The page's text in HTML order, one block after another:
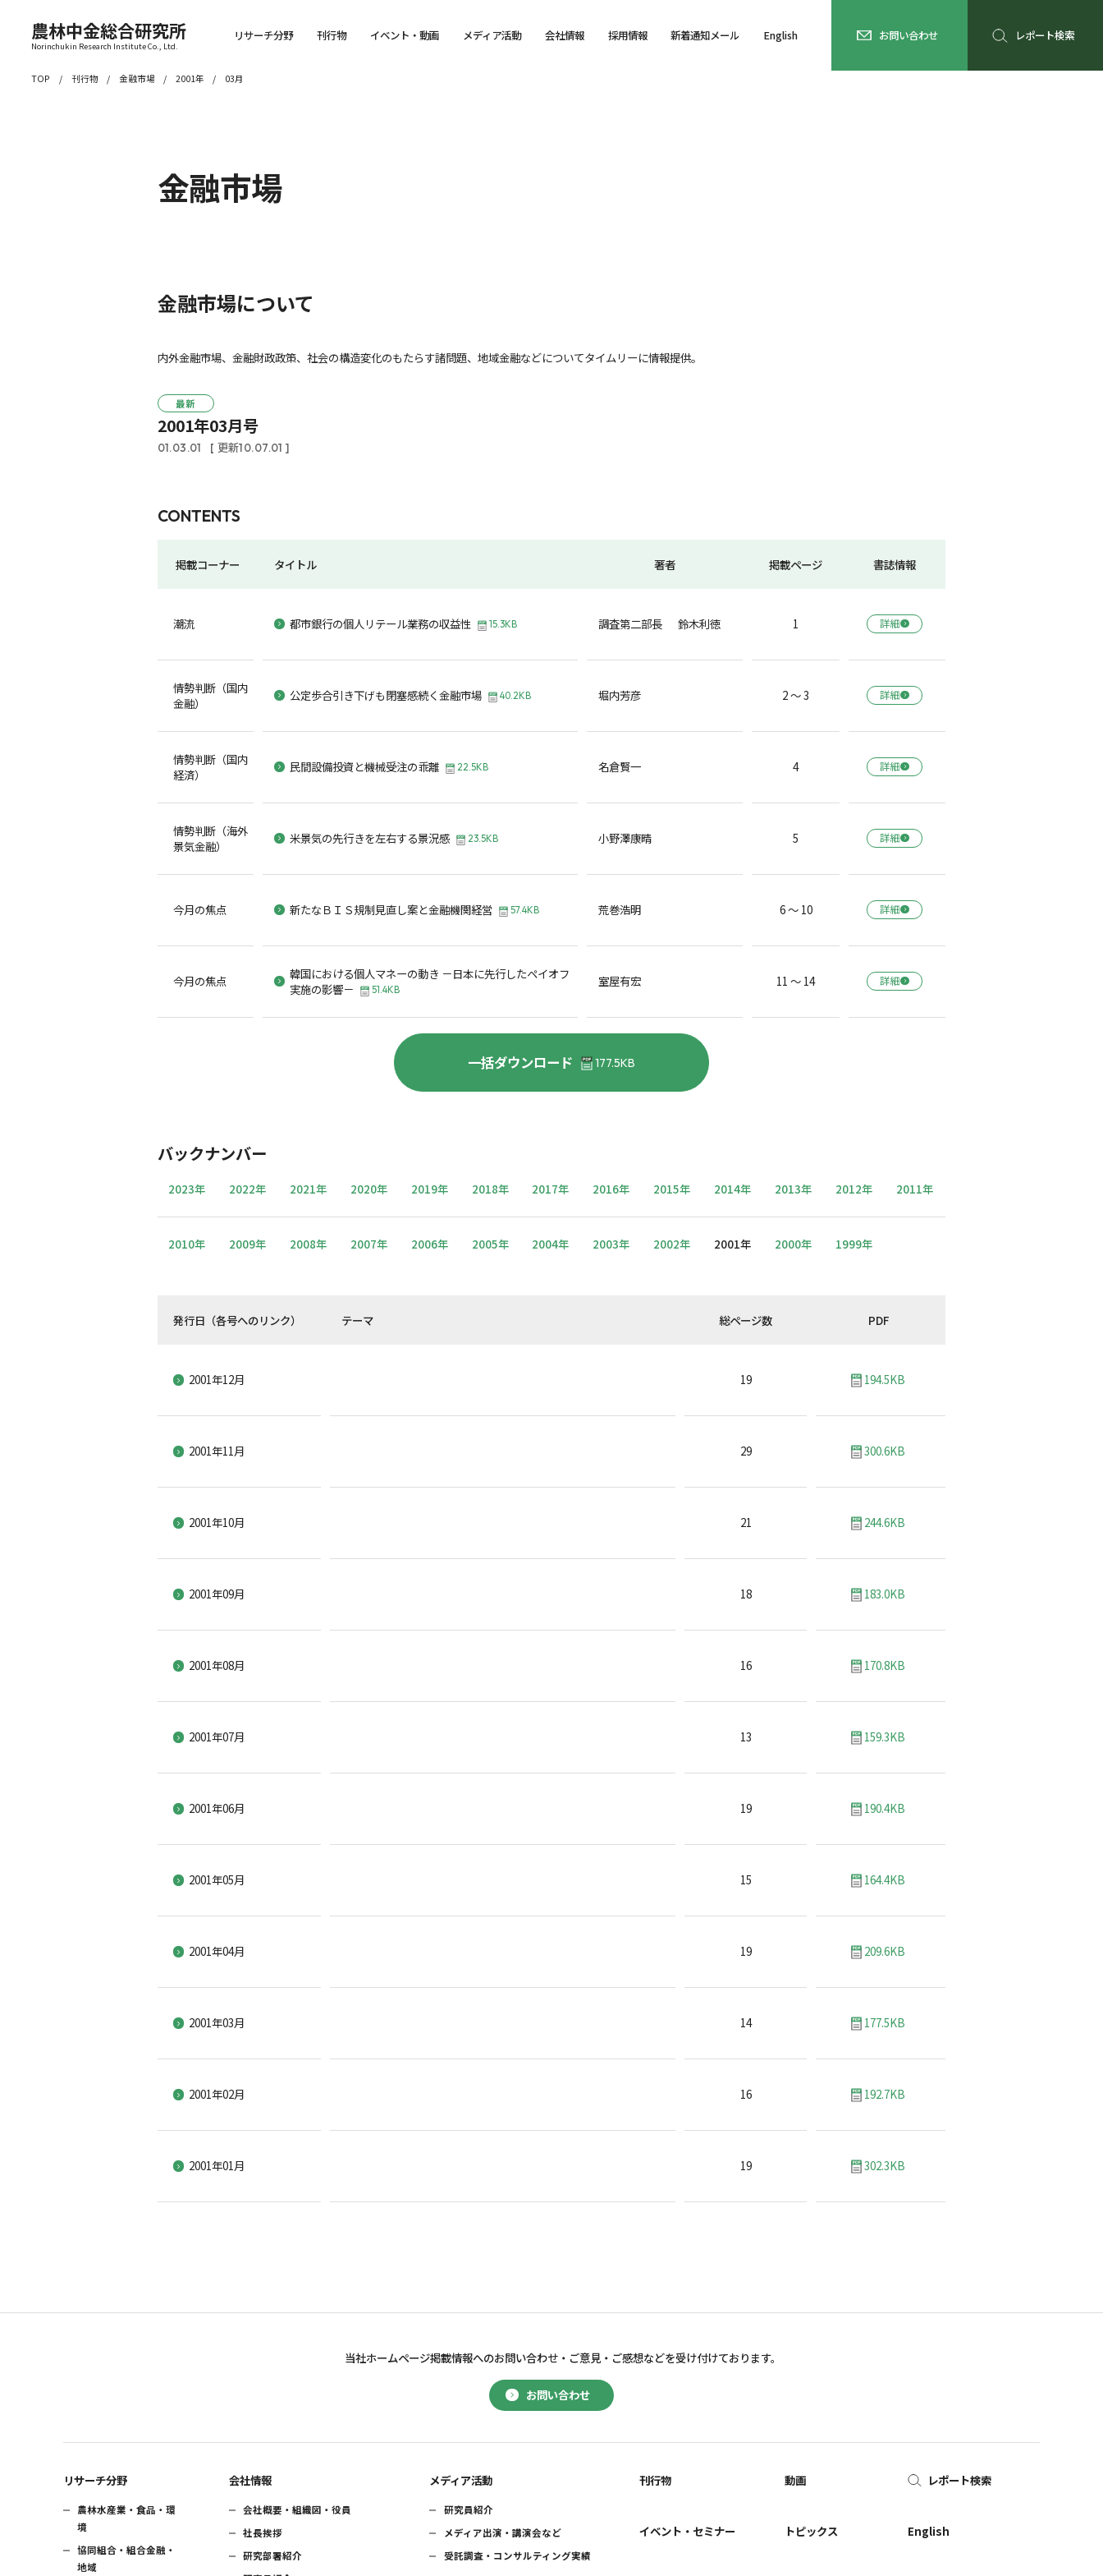
農林中金総合研究所
Norinchukin Research Institute Co., Ltd.
リサーチ分野 刊行物 イベント・動画 メディア活動 会社情報 採用情報 新着通知メール English お問い合わせ レポート検索
TOP 刊行物 金融市場 2001年 03月
金融市場
金融市場について
内外金融市場、金融財政政策、社会の構造変化のもたらす諸問題、地域金融などについてタイムリーに情報提供。
最新
2001年03月号
01.03.01 [ 更新10.07.01 ]
CONTENTS
掲載コーナー タイトル 著者 掲載ページ 書誌情報
潮流 都市銀行の個人リテール業務の収益性 15.3KB 調査第二部長 鈴木利徳 1 詳細
情勢判断（国内
金融）
公定歩合引き下げも閉塞感続く金融市場 40.2KB 堀内芳彦 2 ～ 3 詳細
情勢判断（国内
経済）
民間設備投資と機械受注の乖離 22.5KB 名倉賢一 4 詳細
情勢判断（海外
景気金融）
米景気の先行きを左右する景況感 23.5KB 小野澤康晴 5 詳細
今月の焦点 新たなＢＩＳ規制見直し案と金融機関経営 57.4KB 荒巻浩明 6 ～ 10 詳細
今月の焦点
韓国における個人マネーの動き －日本に先行したペイオフ
実施の影響－
51.4KB
室屋有宏 11 ～ 14 詳細
一括ダウンロード 177.5KB
バックナンバー
2023年 2022年 2021年 2020年 2019年 2018年 2017年 2016年 2015年 2014年 2013年 2012年 2011年
2010年 2009年 2008年 2007年 2006年 2005年 2004年 2003年 2002年 2001年 2000年 1999年
発行日（各号へのリンク） テーマ 総ページ数 PDF
2001年12月 19 194.5KB
2001年11月 29 300.6KB
2001年10月 21 244.6KB
2001年09月 18 183.0KB
2001年08月 16 170.8KB
2001年07月 13 159.3KB
2001年06月 19 190.4KB
2001年05月 15 164.4KB
2001年04月 19 209.6KB
2001年03月 14 177.5KB
2001年02月 16 192.7KB
2001年01月 19 302.3KB
お問い合わせ
当社ホームページ掲載情報へのお問い合わせ・ ご意見・ご感想などを受け付けております。
リサーチ分野
農林水産業・食品・環
境
協同組合・組合金融・
地域
会社情報
会社概要・組織図・役員
社長挨拶
研究部署紹介
メディア活動
研究員紹介
メディア出演・講演会など
受託調査・コンサルティング実績
刊行物
イベント・セミナー
動画
トピックス
レポート検索
English